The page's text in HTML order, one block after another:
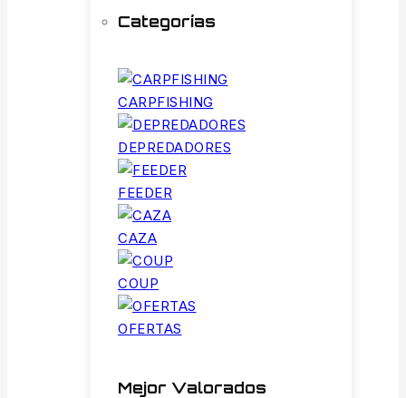
Categorías
CARPFISHING
DEPREDADORES
FEEDER
CAZA
COUP
OFERTAS
Mejor Valorados